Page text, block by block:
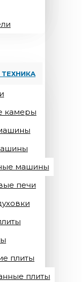
камеры
машины
печи
плиты
плиты